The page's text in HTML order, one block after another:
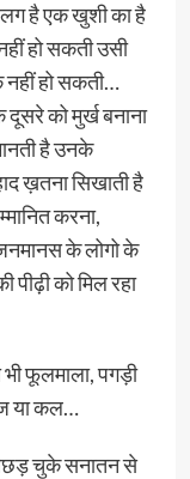
है एक खुशी का है
हो सकती उसी
नहीं हो सकती…
दूसरे को मुर्ख बनाना
है उनके
ख़तना सिखाती है
करना,
के लोगो के
पीढ़ी को मिल रहा
फूलमाला, पगड़ी
या कल…
चुके सनातन से